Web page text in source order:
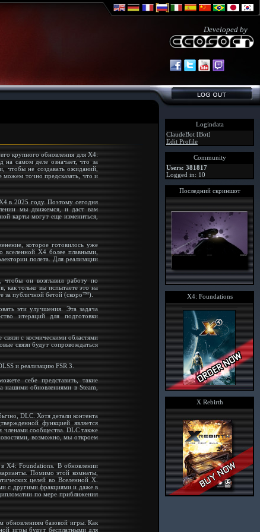
Developed by
крупного обновления для X4:
самом деле означает, что за
чтобы не создавать ожиданий,
можем точно предсказать, что и
в 2025 году. Поэтому сегодня
мы движемся, и даст вам
карты могут еще измениться,
которое готовилось уже
вселенной X4 более плавными,
полета. Для реализации
он возглавил работу по
только вы испытаете это на
за публичной бетой (скоро™).
эти улучшения. Эта задача
итераций для подготовки
с космическими областями
связи будут сопровождаться
и реализацию FSR 3.
себе представить, такие
нашими обновлениями в Steam,
DLC. Хотя детали контента
функцией является
членами сообщества. DLC также
возможно, мы откроем
X4: Foundations. В обновлении
Помимо этой комнаты,
целей во Вселенной X.
с другими фракциями и даже в
по мере приближения
обновлениям базовой игры. Как
игры будут бесплатными для
Logindata
ClaudeBot [Bot]
Edit Profile
Community
Users: 381817
Logged in: 10
Последний скриншот
X4: Foundations
X Rebirth